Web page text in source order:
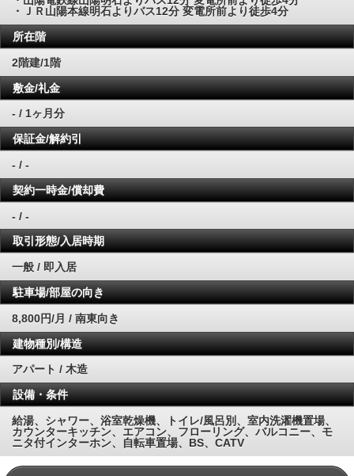
・ＪＲ山陽本線明石よりバス12分 変電所前より徒歩4分
所在階
2階建/1階
敷金/礼金
- / 1ヶ月分
保証金/解約引
- / -
契約一時金/償却費
- / -
取引形態/入居時期
一般 / 即入居
駐車場/部屋の向き
8,800円/月 / 南東向き
建物種別/構造
アパート / 木造
設備・条件
給湯、シャワー、浴室乾燥機、トイレ/風呂別、室内洗濯機置場、
カウンターキッチン、エアコン、フローリング、バルコニー、モ
ニタ付インターホン、自転車置場、BS、CATV